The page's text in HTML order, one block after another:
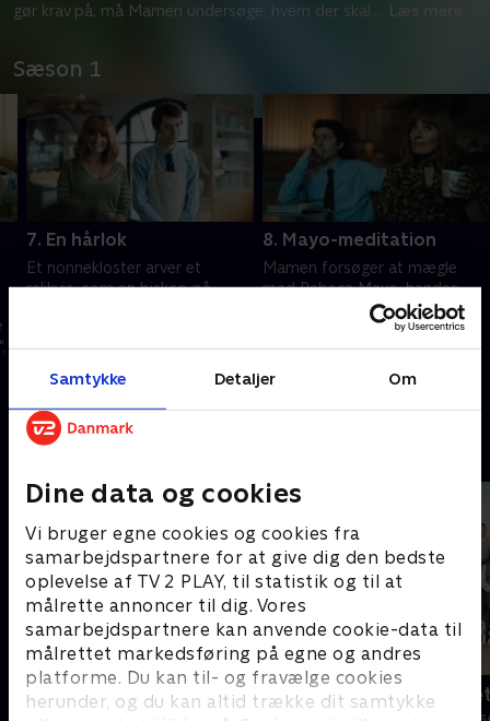
Samtykke Detaljer Om
Dine data og cookies
Vi bruger egne cookies og cookies fra
samarbejdspartnere for at give dig den bedste
oplevelse af TV 2 PLAY, til statistik og til at
målrette annoncer til dig. Vores
samarbejdspartnere kan anvende cookie-data til
målrettet markedsføring på egne og andres
platforme. Du kan til- og fravælge cookies
herunder, og du kan altid trække dit samtykke
gør krav på, må Mamen undersøge, hvem der skal
Læs mere
Sæson 1
7. En hårlok
Et nonnekloster arver et
relikvie, som en biskop på
skal passe på relikviet i de
næste 2.000 år
8. Mayo-meditation
Mamen forsøger at mægle
med Rebeca Mayo, hendes
søster, som er svær at have
Andre så også
Klovn